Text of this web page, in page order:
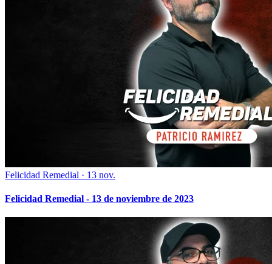
Felicidad Remedial · 13 nov.
Felicidad Remedial - 13 de noviembre de 2023